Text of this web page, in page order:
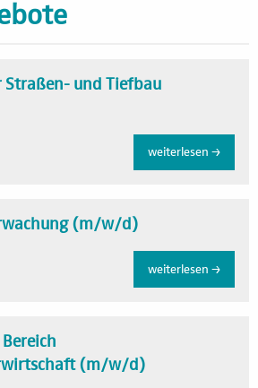
Straßen- und Tiefbau
weiterlesen →
(m/w/d)
weiterlesen →
(m/w/d)